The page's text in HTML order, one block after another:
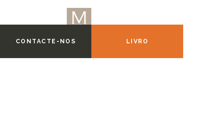
CONTACTE-NOS LIVRO